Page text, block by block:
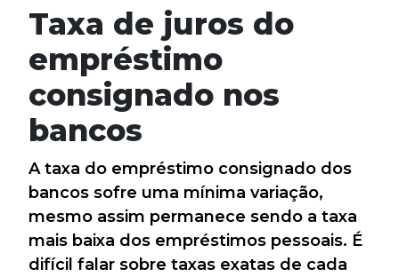
Taxa de juros do
empréstimo
consignado nos
bancos
A taxa do empréstimo consignado dos
bancos sofre uma mínima variação,
mesmo assim permanece sendo a taxa
mais baixa dos empréstimos pessoais. É
difícil falar sobre taxas exatas de cada